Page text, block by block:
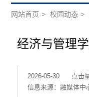
网站首页 > 校园动态 >
经济与管理
2026-05-30 点击
信息来源：融媒体中